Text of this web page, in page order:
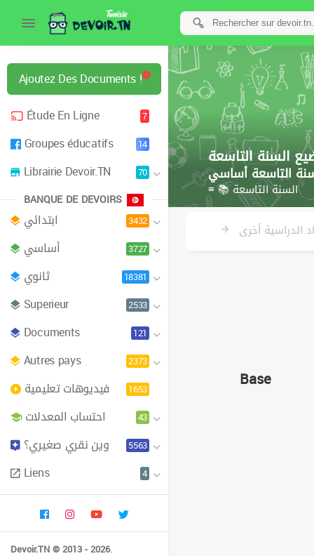
Ajoutez Des Documents !
Étude En Ligne
7
Groupes éducatifs 14
Librairie Devoir.TN 70
BANQUE DE DEVOIRS
ابتدائي 3432
أساسي 3727
ثانوي 18381
Superieur 2533
Documents 121
Autres pays 2373
فيديوهات تعليمية 1653
احتساب المعدلات 43
وين نقري صغيري؟ 5563
Liens 4
Devoir.TN © 2013 - 2026.
السنة التاسعة
التاسعة أساسي
≡ 📚 السنة التاسعة
الدراسية أخرى
Base